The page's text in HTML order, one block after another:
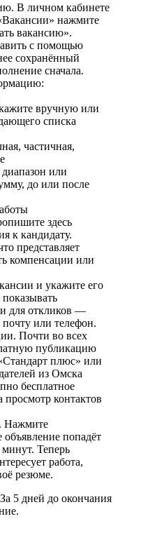
В личном кабинете
нажмите
вакансию».
с помощью
сохранённый
сначала.
вручную или
списка
частичная,
или
до или после
здесь
к кандидату.
представляет
компенсации или
и укажите его
для откликов —
или телефон.
Почти во всех
публикацию
плюс» или
из Омска
бесплатное
просмотр контактов
Нажмите
попадёт
минут. Теперь
работа,
резюме.
5 дней до окончания